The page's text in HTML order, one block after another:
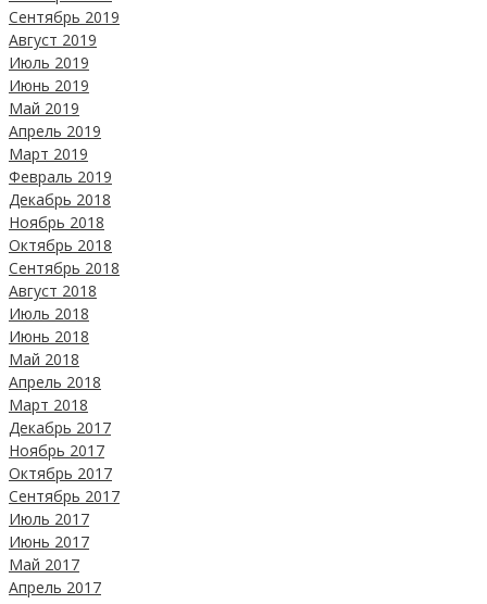
Сентябрь 2019
Август 2019
Июль 2019
Июнь 2019
Май 2019
Апрель 2019
Март 2019
Февраль 2019
Декабрь 2018
Ноябрь 2018
Октябрь 2018
Сентябрь 2018
Август 2018
Июль 2018
Июнь 2018
Май 2018
Апрель 2018
Март 2018
Декабрь 2017
Ноябрь 2017
Октябрь 2017
Сентябрь 2017
Июль 2017
Июнь 2017
Май 2017
Апрель 2017